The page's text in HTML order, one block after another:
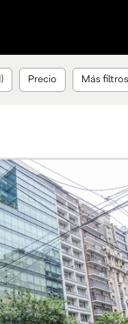
Precio Más filtros